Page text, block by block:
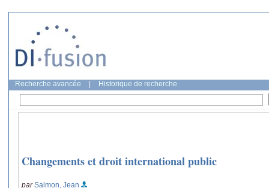
Recherche avancée Historique de recherche
Changements et droit international public
parSalmon, Jean